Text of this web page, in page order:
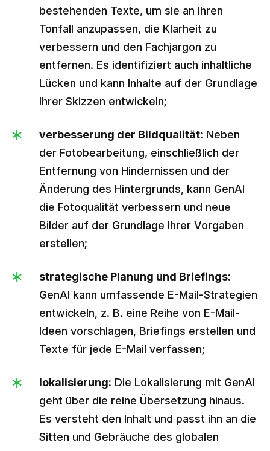
bestehenden Texte, um sie an Ihren
Tonfall anzupassen, die Klarheit zu
verbessern und den Fachjargon zu
entfernen. Es identifiziert auch inhaltliche
Lücken und kann Inhalte auf der Grundlage
Ihrer Skizzen entwickeln;
verbesserung der Bildqualität: Neben
der Fotobearbeitung, einschließlich der
Entfernung von Hindernissen und der
Änderung des Hintergrunds, kann GenAI
die Fotoqualität verbessern und neue
Bilder auf der Grundlage Ihrer Vorgaben
erstellen;
strategische Planung und Briefings:
GenAI kann umfassende E-Mail-Strategien
entwickeln, z. B. eine Reihe von E-Mail-
Ideen vorschlagen, Briefings erstellen und
Texte für jede E-Mail verfassen;
lokalisierung: Die Lokalisierung mit GenAI
geht über die reine Übersetzung hinaus.
Es versteht den Inhalt und passt ihn an die
Sitten und Gebräuche des globalen